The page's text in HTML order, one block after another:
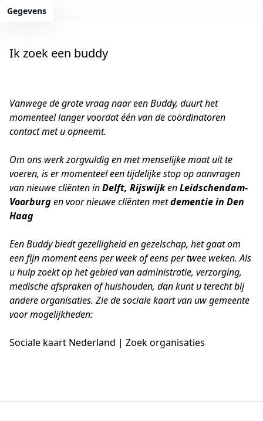
Gegevens
Ik zoek een buddy
Vanwege de grote vraag naar een Buddy, duurt het
momenteel langer voordat één van de coördinatoren
contact met u opneemt.
Om ons werk zorgvuldig en met menselijke maat uit te
voeren, is er momenteel een tijdelijke stop op aanvragen
van nieuwe cliënten inDelft, RijswijkenLeidschendam-
Voorburgen voor nieuwe cliënten metdementie in Den
Haag
Een Buddy biedt gezelligheid en gezelschap, het gaat om
een fijn moment eens per week of eens per twee weken. Als
u hulp zoekt op het gebied van administratie, verzorging,
medische afspraken of huishouden, dan kunt u terecht bij
andere organisaties. Zie de sociale kaart van uw gemeente
voor mogelijkheden:
Sociale kaart Nederland | Zoek organisaties